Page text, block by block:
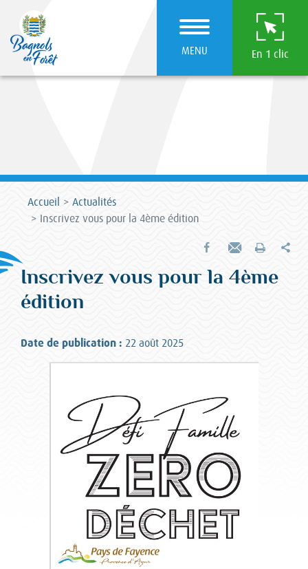
MENU En 1 clic
Accueil
Actualités
Inscrivez vous pour la 4ème édition
Partager sur Facebook
Envoyer par e-mail
Imprimer
Inscrivez vous pour la 4ème
édition
Date de publication : 22 août 2025